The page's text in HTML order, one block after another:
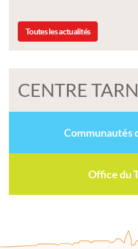
Toutes les actualités
CENTRE TARN
Communautés
Office du